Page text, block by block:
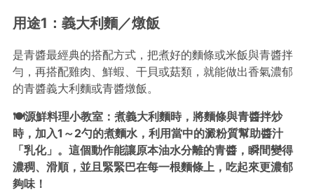
用途1：義大利麵／燉飯
是青醬最經典的搭配方式，把煮好的麵條或米飯與青醬拌
勻，再搭配雞肉、鮮蝦、干貝或菇類，就能做出香氣濃郁
的青醬義大利麵或青醬燉飯。
🍽️源鮮料理小教室：煮義大利麵時，將麵條與青醬拌炒
時，加入1～2勺的煮麵水，利用當中的澱粉質幫助醬汁
「乳化」。這個動作能讓原本油水分離的青醬，瞬間變得
濃稠、滑順，並且緊緊巴在每一根麵條上，吃起來更濃郁
夠味！